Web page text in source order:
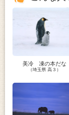
美冷 凍の本だな
（埼玉県 高３）